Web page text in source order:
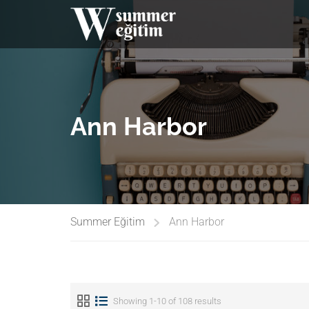
Ann Harbor
Summer Eğitim Ann Harbor
Showing 1-10 of 108 results